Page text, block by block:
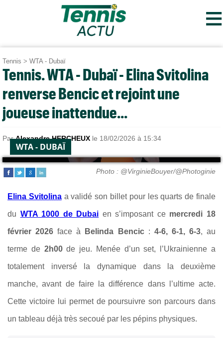
≡
Tennis > WTA - Dubaï
Tennis. WTA - Dubaï - Elina Svitolina
renverse Bencic et rejoint une
joueuse inattendue...
ParAlexandre HERCHEUX le 18/02/2026 à 15:34
WTA - DUBAÏ
Photo : @VirginieBouyer/@Photoginie
Elina Svitolinaa validé son billet pour les quarts de finale
du WTA 1000 de Dubai en s’imposant ce mercredi 18
février 2026 face à Belinda Bencic: 4-6, 6-1, 6-3, au
terme de 2h00de jeu. Menée d’un set, l’Ukrainienne a
totalement inversé la dynamique dans la deuxième
manche, avant de faire la différence dans l’ultime acte.
Cette victoire lui permet de poursuivre son parcours dans
un tableau déjà très secoué par les pépins physiques.